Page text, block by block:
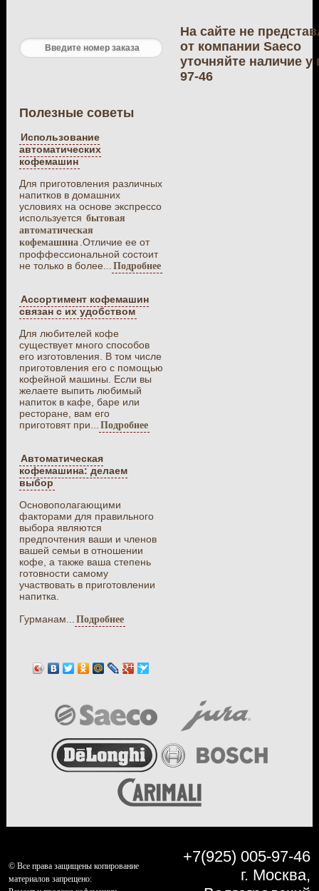
Полезные советы
Использование
автоматических
кофемашин
Для приготовления различных
напитков в домашних
условиях на основе экспрессо
используется бытовая
автоматическая
кофемашина .Отличие ее от
проффессиональной состоит
не только в более...
Подробнее
Ассортимент кофемашин
связан с их удобством
Для любителей кофе
существует много способов
его изготовления. В том числе
приготовления его с помощью
кофейной машины. Если вы
желаете выпить любимый
напиток в кафе, баре или
ресторане, вам его
приготовят при...
Подробнее
Автоматическая
кофемашина: делаем
выбор
Основополагающими
факторами для правильного
выбора являются
предпочтения ваши и членов
вашей семьи в отношении
кофе, а также ваша степень
готовности самому
участвовать в приготовлении
напитка.
Гурманам...
Подробнее
На сайте не
от компании Saeco
уточняйте наличие
97-46
© Все права защищены копирование
материалов запрещено:
+7(925) 005-97-46
г. Москва,